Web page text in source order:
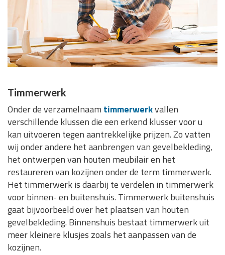
Timmerwerk
Onder de verzamelnaam timmerwerkvallen
verschillende klussen die een erkend klusser voor u
kan uitvoeren tegen aantrekkelijke prijzen. Zo vatten
wij onder andere het aanbrengen van gevelbekleding,
het ontwerpen van houten meubilair en het
restaureren van kozijnen onder de term timmerwerk.
Het timmerwerk is daarbij te verdelen in timmerwerk
voor binnen- en buitenshuis. Timmerwerk buitenshuis
gaat bijvoorbeeld over het plaatsen van houten
gevelbekleding. Binnenshuis bestaat timmerwerk uit
meer kleinere klusjes zoals het aanpassen van de
kozijnen.